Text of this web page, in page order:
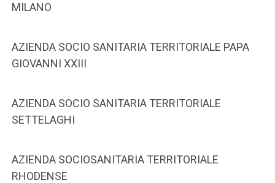
MILANO
AZIENDA SOCIO SANITARIA TERRITORIALE PAPA
GIOVANNI XXIII
AZIENDA SOCIO SANITARIA TERRITORIALE
SETTELAGHI
AZIENDA SOCIOSANITARIA TERRITORIALE
RHODENSE